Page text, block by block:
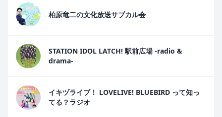
柏原竜二の文化放送サブカル会
STATION IDOL LATCH! 駅前広場 -radio &
drama-
イキヅライブ！ LOVELIVE! BLUEBIRD って知っ
てる？ラジオ